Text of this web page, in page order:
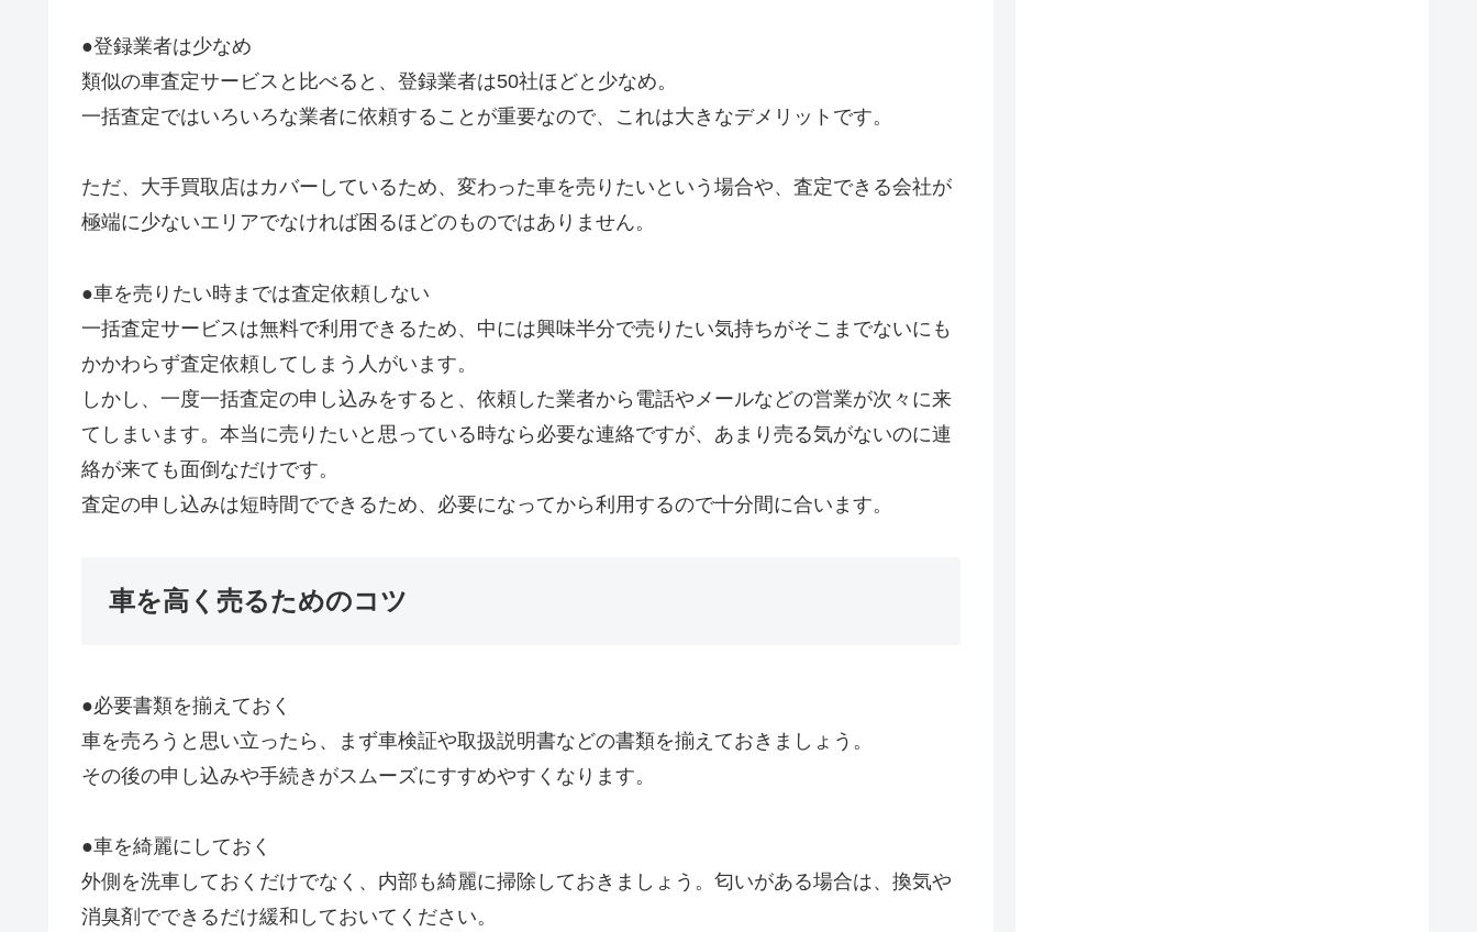
●登録業者は少なめ
類似の車査定サービスと比べると、登録業者は50社ほどと少なめ。
一括査定ではいろいろな業者に依頼することが重要なので、これは大きなデメリットです。
ただ、大手買取店はカバーしているため、変わった車を売りたいという場合や、査定できる会社が
極端に少ないエリアでなければ困るほどのものではありません。
●車を売りたい時までは査定依頼しない
一括査定サービスは無料で利用できるため、中には興味半分で売りたい気持ちがそこまでないにも
かかわらず査定依頼してしまう人がいます。
しかし、一度一括査定の申し込みをすると、依頼した業者から電話やメールなどの営業が次々に来
てしまいます。本当に売りたいと思っている時なら必要な連絡ですが、あまり売る気がないのに連
絡が来ても面倒なだけです。
査定の申し込みは短時間でできるため、必要になってから利用するので十分間に合います。
車を高く売るためのコツ
●必要書類を揃えておく
車を売ろうと思い立ったら、まず車検証や取扱説明書などの書類を揃えておきましょう。
その後の申し込みや手続きがスムーズにすすめやすくなります。
●車を綺麗にしておく
外側を洗車しておくだけでなく、内部も綺麗に掃除しておきましょう。匂いがある場合は、換気や
消臭剤でできるだけ緩和しておいてください。